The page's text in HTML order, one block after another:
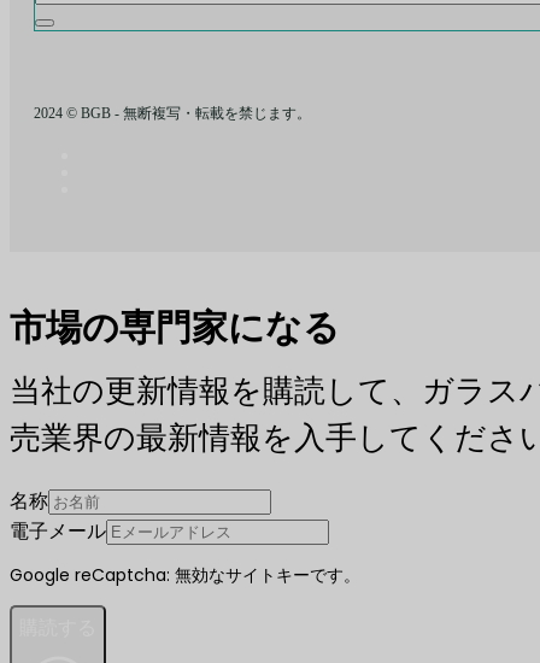
2024 © BGB - 無断複写・転載を禁じます。
市場の専門家になる
当社の更新情報を購読して、ガラス
売業界の最新情報を入手してくださ
名称
電子メール
Google reCaptcha: 無効なサイトキーです。